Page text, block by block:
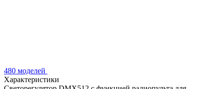
480 моделей
Характеристики